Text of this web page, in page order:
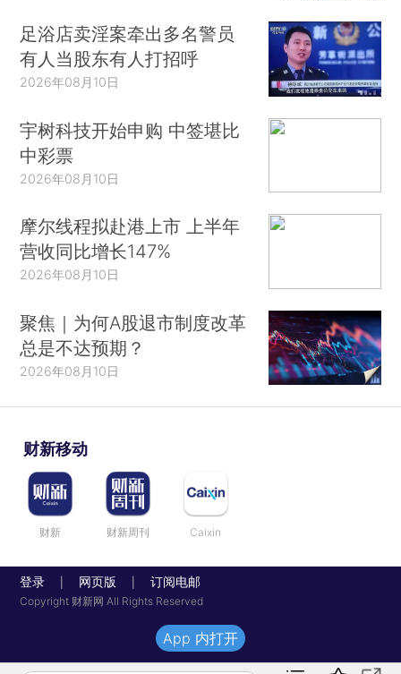
足浴店卖淫案牵出多名警员
有人当股东有人打招呼
2026年08月10日
宇树科技开始申购 中签堪比
中彩票
2026年08月10日
摩尔线程拟赴港上市 上半年
营收同比增长147%
2026年08月10日
聚焦｜为何A股退市制度改革
总是不达预期？
2026年08月10日
财新移动
财新 财新周刊 Caixin
登录 网页版 订阅电邮
Copyright 财新网 All Rights Reserved
App 内打开